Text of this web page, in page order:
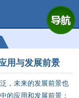
公司简介
产品展示
运动控制器
用与发展前景
，未来的发展前景也
的应用和发展前景：